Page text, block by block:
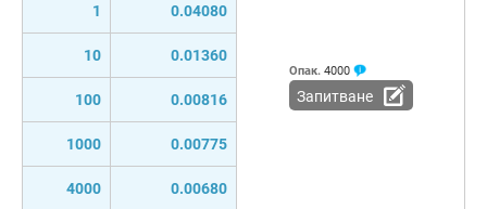
1 0.04080
10 0.01360
100 0.00816
1000 0.00775
4000 0.00680
Опак. 4000
Запитване